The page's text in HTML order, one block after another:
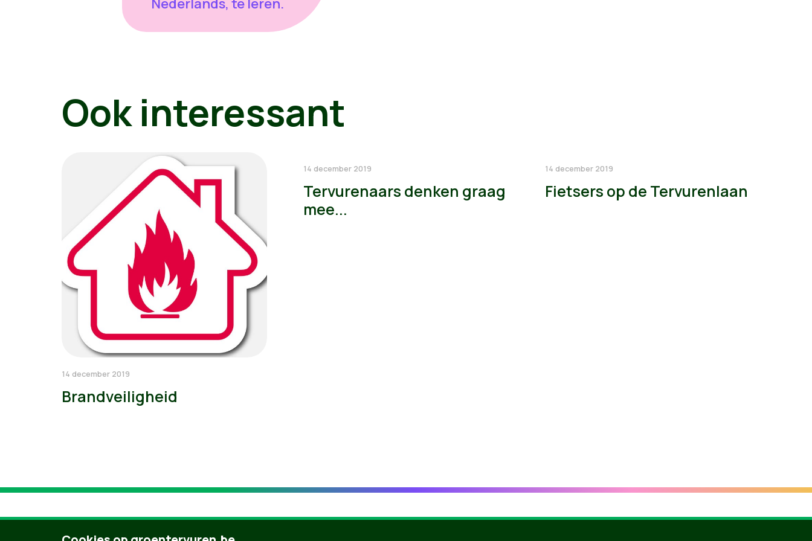
Ook interessant
14 december 2019
Brandveiligheid
14 december 2019
Tervurenaars denken graag
mee...
14 december 2019
Fietsers op de Tervurenlaan